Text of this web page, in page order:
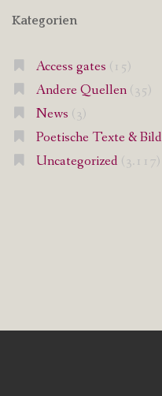
Kategorien
Access gates (15)
Andere Quellen(35)
News (3)
Poetische Texte & Bild
Uncategorized (3.117)